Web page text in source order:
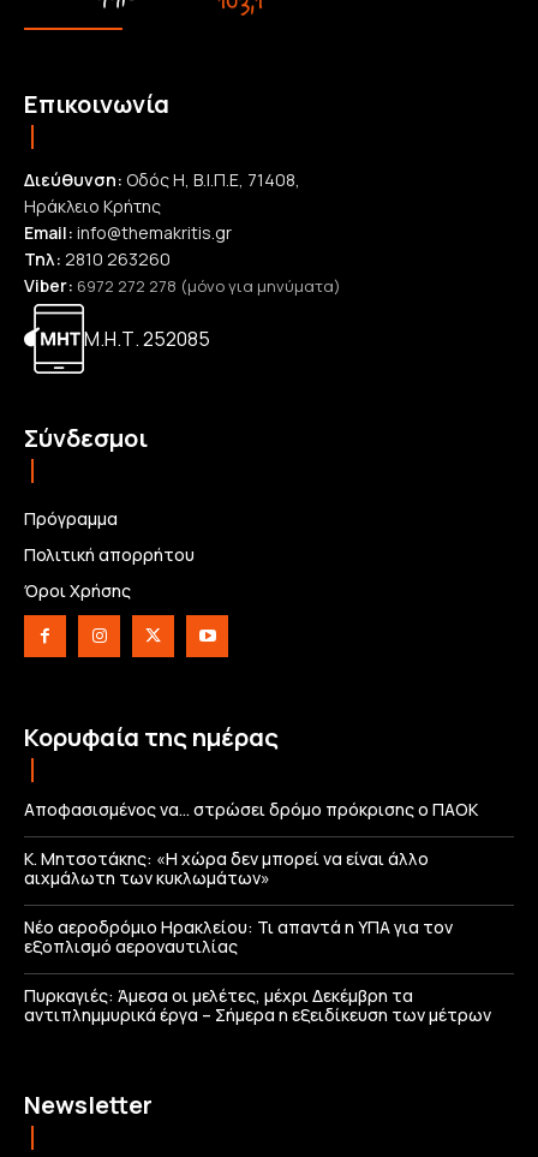
Επικοινωνία
Διεύθυνση: Οδός Η, Β.Ι.Π.Ε, 71408,
Ηράκλειο Κρήτης
Email: info@themakritis.gr
Τηλ: 2810 263260
Viber: 6972 272 278 (μόνο για μηνύματα)
Μ.Η.Τ. 252085
Σύνδεσμοι
Πρόγραμμα
Πολιτική απορρήτου
Όροι Χρήσης
Κορυφαία της ημέρας
Αποφασισμένος να… στρώσει δρόμο πρόκρισης ο ΠΑΟΚ
Κ. Μητσοτάκης: «Η χώρα δεν μπορεί να είναι άλλο
αιχμάλωτη των κυκλωμάτων»
Νέο αεροδρόμιο Ηρακλείου: Τι απαντά η ΥΠΑ για τον
εξοπλισμό αεροναυτιλίας
Πυρκαγιές: Άμεσα οι μελέτες, μέχρι Δεκέμβρη τα
αντιπλημμυρικά έργα – Σήμερα η εξειδίκευση των μέτρων
Newsletter